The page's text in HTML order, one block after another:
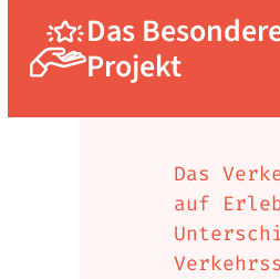
Das
Projekt
Das
auf